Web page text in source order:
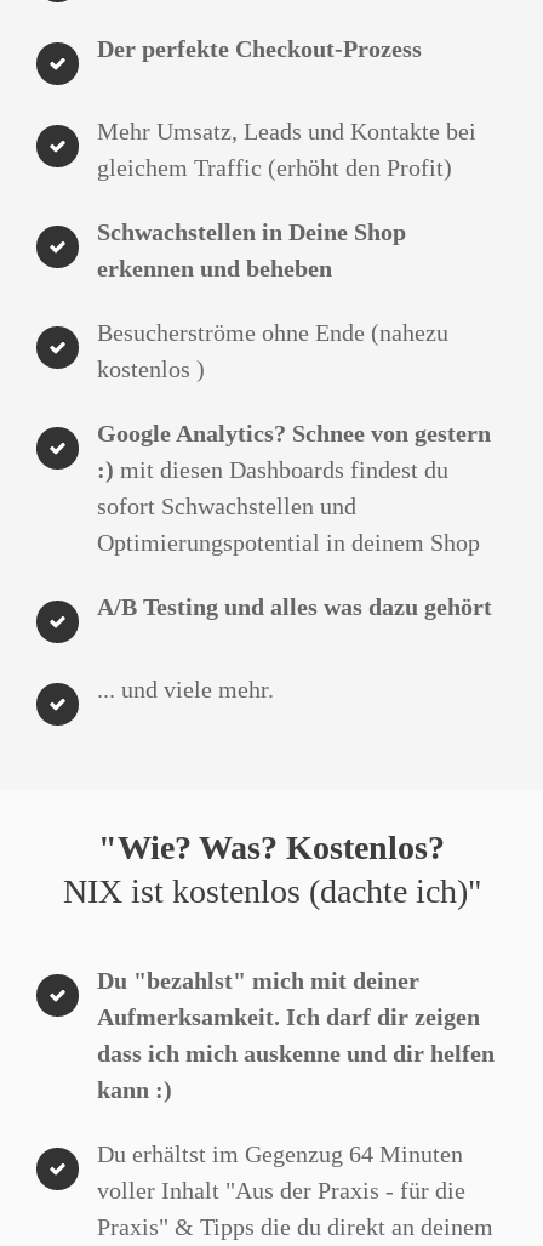
Der perfekte Checkout-Prozess
Mehr Umsatz, Leads und Kontakte bei
gleichem Traffic (erhöht den Profit)
Schwachstellen in Deine Shop
erkennen und beheben
Besucherströme ohne Ende (nahezu
kostenlos )
Google Analytics? Schnee von gestern
:) mit diesen Dashboards findest du
sofort Schwachstellen und
Optimierungspotential in deinem Shop
A/B Testing und alles was dazu gehört
... und viele mehr.
"Wie? Was? Kostenlos?
NIX ist kostenlos (dachte ich)"
Du "bezahlst" mich mit deiner
Aufmerksamkeit. Ich darf dir zeigen
dass ich mich auskenne und dir helfen
kann :)
Du erhältst im Gegenzug 64 Minuten
voller Inhalt "Aus der Praxis - für die
Praxis" & Tipps die du direkt an deinem